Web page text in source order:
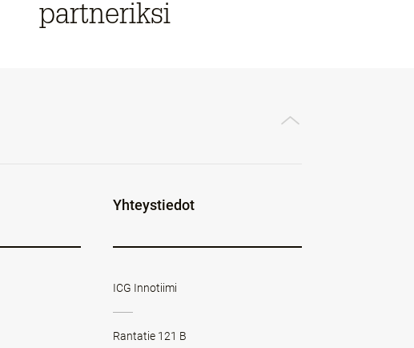
partneriksi
Yhteystiedot
ICG Innotiimi
Rantatie 121 B